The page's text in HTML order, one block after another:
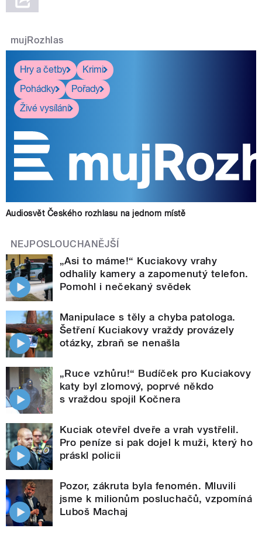
mujRozhlas
Hry a četby
Krimi
Pohádky
Pořady
Živé vysílání
Audiosvět Českého rozhlasu na jednom místě
NEJPOSLOUCHANĚJŠÍ
„Asi to máme!“ Kuciakovy vrahy
odhalily kamery a zapomenutý telefon.
Pomohl i nečekaný svědek
Manipulace s těly a chyba patologa.
Šetření Kuciakovy vraždy provázely
otázky, zbraň se nenašla
„Ruce vzhůru!“ Budíček pro Kuciakovy
katy byl zlomový, poprvé někdo
s vraždou spojil Kočnera
Kuciak otevřel dveře a vrah vystřelil.
Pro peníze si pak dojel k muži, který ho
práskl policii
Pozor, zákruta byla fenomén. Mluvili
jsme k milionům posluchačů, vzpomíná
Luboš Machaj